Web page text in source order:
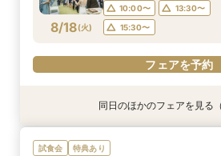
フェアを予約
フェアを予約
フェアを予約
フェアを予約
8/18(火)
10:00〜
13:30〜
15:30〜
フェアを予約
特典あり
ペットと一緒に叶える挙
【60分クイック相談会】
特典あり
【初めての見学限定！1件
同日のほかのフェアを見る
試食会 特典あり